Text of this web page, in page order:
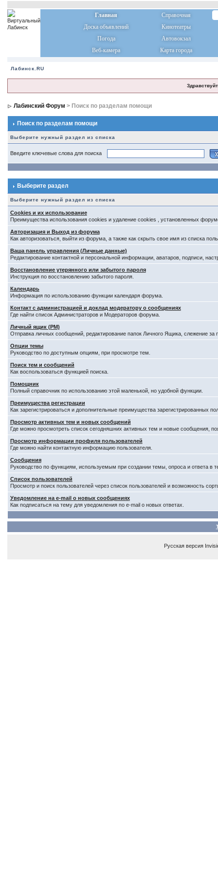
Главная
Справочная
Доска объявлений
Кинотеатры
Погода
Автовокзал
Веб-камера
Карта города
Лабинск.RU
Лабинский Форум > Поиск по разделам помощи
Поиск по разделам помощи
Выберите нужный раздел из списка
Введите ключевые слова для поиска
Выберите раздел
Выберите нужный раздел из списка
Cookies и их использование
Преимущества использования cookies и удаление cookies , установленных
Авторизация и Выход из форума
Как авторизоваться, выйти из форума, а также как скрыть свое имя из списка
Ваша панель управления (Личные данные)
Редактирование контактной и персональной информации, аватаров, подписи,
Восстановление утерянного или забытого пароля
Инструкция по восстановлению забытого пароля.
Календарь
Информация по использованию функции календаря форума.
Контакт с администрацией и доклад модератору о сообщениях
Где найти список Администраторов и Модераторов форума.
Личный ящик (PM)
Отправка личных сообщений, редактирование папок Личного Ящика, слежение
Опции темы
Руководство по доступным опциям, при просмотре тем.
Поиск тем и сообщений
Как воспользоваться функцией поиска.
Помощник
Полный справочник по использованию этой маленькой, но удобной функции.
Преимущества регистрации
Как зарегистрироваться и дополнительные преимущества зарегистрированных
Просмотр активных тем и новых сообщений
Где можно просмотреть список сегодняшних активных тем и новые сообщения,
Просмотр информации профиля пользователей
Где можно найти контактную информацию пользователя.
Сообщения
Руководство по функциям, используемым при создании темы, опроса и ответа в
Список пользователей
Просмотр и поиск пользователей через список пользователей и возможность
Уведомление на e-mail о новых сообщениях
Как подписаться на тему для уведомления по e-mail о новых ответах.
Русская версия